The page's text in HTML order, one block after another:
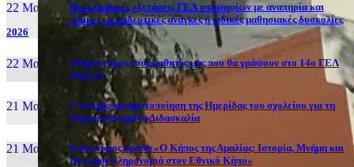
22 Μαι, 26
Πανελλαδικές εξετάσεις ΓΕΛ υποψηφίων με αναπηρία και
ειδικές εκπαιδευτικές ανάγκες ή ειδικές μαθησιακές δυσκολίες
2026
22 Μαι, 26
Οδηγίες προς τους μαθητές μας που θα γράψουν στο 14ο ΓΕΛ
Αθηνών
21 Μαι, 26
Επιτυχής πραγματοποίηση της Ημερίδας του σχολείου για τη
Διαφοροποιημένη Διδασκαλία
21 Μαι, 26
Καινοτόμος δράση «Ο Κήπος της Αμαλίας: Ιστορία, Μνήμη και
Βιώσιμη Κληρονομιά στον Εθνικό Κήπο»